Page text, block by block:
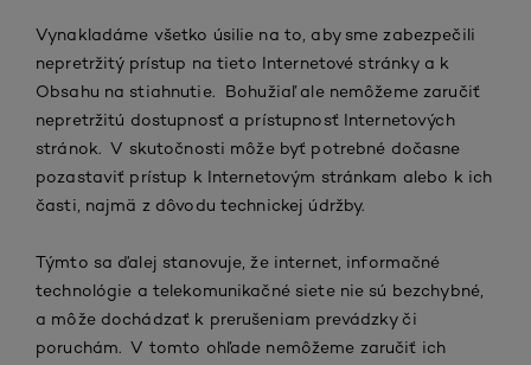
Vynakladáme všetko úsilie na to, aby sme zabezpečili
nepretržitý prístup na tieto Internetové stránky a k
Obsahu na stiahnutie. Bohužiaľ ale nemôžeme zaručiť
nepretržitú dostupnosť a prístupnosť Internetových
stránok. V skutočnosti môže byť potrebné dočasne
pozastaviť prístup k Internetovým stránkam alebo k ich
časti, najmä z dôvodu technickej údržby.
Týmto sa ďalej stanovuje, že internet, informačné
technológie a telekomunikačné siete nie sú bezchybné,
a môže dochádzať k prerušeniam prevádzky či
poruchám. V tomto ohľade nemôžeme zaručiť ich